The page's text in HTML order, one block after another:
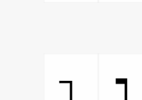
┐ ┑